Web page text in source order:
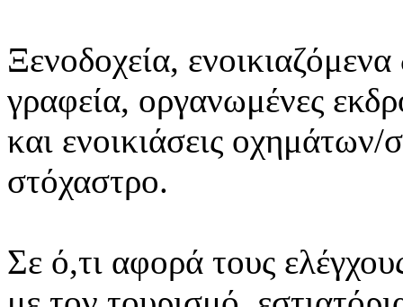
Ξενοδοχεία,
γραφεία, οργανωμένες
και ενοικιάσεις
στόχαστρο.
Σε ό,τι αφορά τους